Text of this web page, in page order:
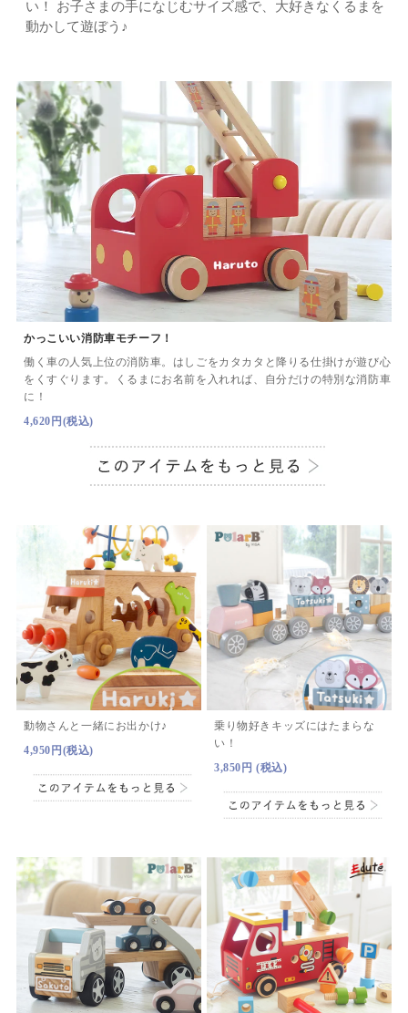
い！
お子さまの手になじむサイズ感で、大好きなくるまを
動かして遊ぼう♪
かっこいい消防車モチーフ！
働く車の人気上位の消防車。はしごをカタカタと降りる仕掛けが遊び心
をくすぐります。くるまにお名前を入れれば、自分だけの特別な消防車
に！
4,620円(税込)
動物さんと一緒にお出かけ♪
4,950円(税込)
乗り物好きキッズにはたまらな
い！
3,850円 (税込)